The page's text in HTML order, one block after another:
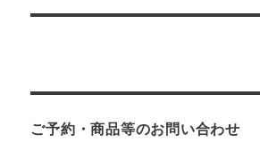
ご予約・商品等のお問い合わせ